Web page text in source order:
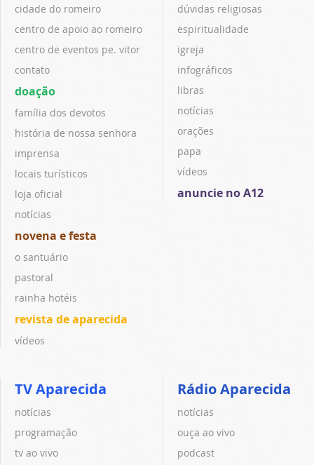
cidade do romeiro
centro de apoio ao romeiro
centro de eventos pe. vitor
contato
doação
família dos devotos
história de nossa senhora
imprensa
locais turísticos
loja oficial
notícias
novena e festa
o santuário
pastoral
rainha hotéis
revista de aparecida
vídeos
dúvidas religiosas
espiritualidade
igreja
infográficos
libras
notícias
orações
papa
vídeos
anuncie no A12
TV Aparecida
notícias
programação
tv ao vivo
Rádio Aparecida
notícias
ouça ao vivo
podcast